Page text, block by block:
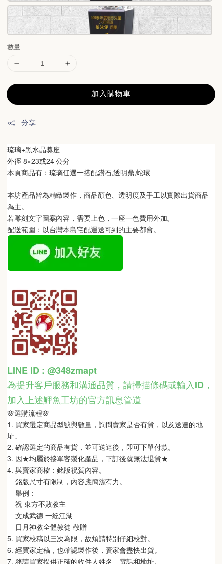
數量
加入購物車
分享
琉璃+黑水晶獎座
外徑 8×23或24 公分
本頁商品有： 琉璃任選一搭配鑽石,透明鼎,蛇環
本坊產品皆為精緻製作，商品顏色、透明度及手工以實際出貨商品
為主。
若雕刻文字圖案內容，需要上色，一座一色費用外加。
配送範圍：以台灣本島宅配運送可到的主要都會。
LINE ID : @348zmapt
為提升客戶服務和溝通品質，請掃描條碼或輸入ID ，
加入上述鯉魚工坊的官方訊息管道
🌸選購流程🌸
1. 買家選定商品型號與數量，詢問賣家是否有貨，以及送達的地
址。
2. 確認選定的商品有貨，並可送達後，即可下單付款。
3. 因★均屬於接單客製化產品，下訂後就無法退貨★
4. 與賣家商榷：銘版祝賀內容。
銘版尺寸有限制，內容應簡潔有力。
舉例：
祝 東方不敗教主
文成武德 一統江湖
日月神教全體教徒 敬贈
5. 買家校稿以三次為限，故煩請特別仔細校對。
6. 經買家定稿，也確認製作後，賣家會盡快出貨。
7. 務請買家提供正確的收件人姓名、電話和地址。